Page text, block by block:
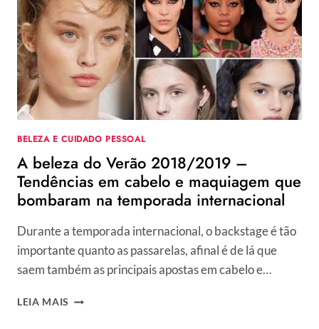
BELEZA E CUIDADO PESSOAL
A beleza do Verão 2018/2019 –
Tendências em cabelo e maquiagem que
bombaram na temporada internacional
Durante a temporada internacional, o backstage é tão
importante quanto as passarelas, afinal é de lá que
saem também as principais apostas em cabelo e…
LEIA MAIS